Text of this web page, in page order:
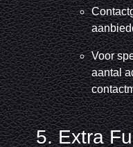
Voor
aantal
5. Extra